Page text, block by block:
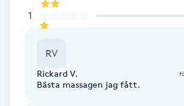
Fibromassage
Fotmassage
1
RV
Rickard V.
Bästa massagen jag fått.